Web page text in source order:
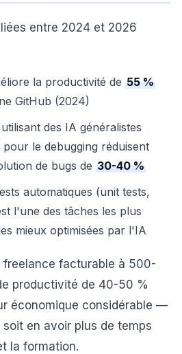
entre 2024 et 2026
la productivité de 55 %
GitHub (2024)
des IA généralistes
pour le debugging réduisent
de bugs de 30-40 %
automatiques (unit tests,
l'une des tâches les plus
mieux optimisées par l'IA
freelance facturable à 500-
productivité de 40-50 %
économique considérable —
en avoir plus de temps
la formation.